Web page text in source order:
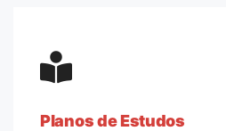
Planos de Estudos